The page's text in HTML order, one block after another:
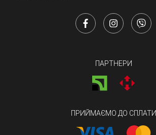
ПАРТНЕРИ
ПРИЙМАЄМО ДО СПЛАТИ